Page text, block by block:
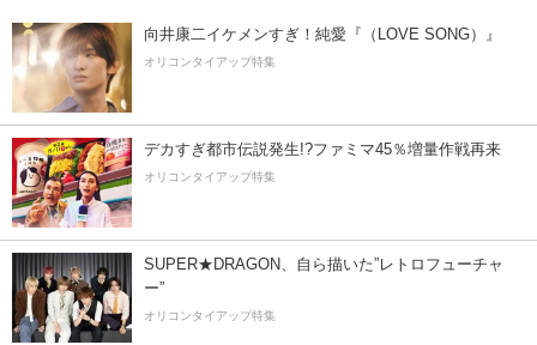
向井康二イケメンすぎ！純愛『（LOVE SONG）』
オリコンタイアップ特集
デカすぎ都市伝説発生!?ファミマ45％増量作戦再来
オリコンタイアップ特集
SUPER★DRAGON、自ら描いた”レトロフューチャ
ー”
オリコンタイアップ特集